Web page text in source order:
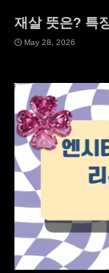
재살 뜻은? 특
May 28, 2026